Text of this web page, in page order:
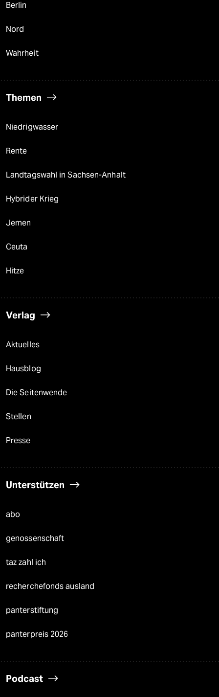
Berlin
Nord
Wahrheit
Themen
Niedrigwasser
Rente
Landtagswahl in Sachsen-Anhalt
Hybrider Krieg
Jemen
Ceuta
Hitze
Verlag
Aktuelles
Hausblog
Die Seitenwende
Stellen
Presse
Unterstützen
abo
genossenschaft
taz zahl ich
recherchefonds ausland
panterstiftung
panterpreis 2026
Podcast